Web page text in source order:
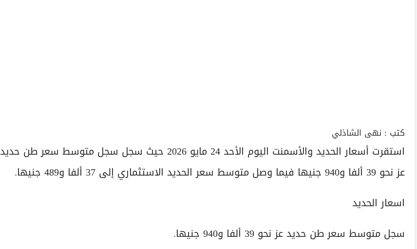
كتب : نهى الشاذلي
استقرت أسعار الحديد والأسمنت اليوم الأحد 24 مايو 2026 حيث سجل سجل متوسط سعر طن حديد
عز نحو 39 ألفا و940 جنيها فيما وصل متوسط سعر الحديد الاستثماري إلى 37 ألفا و489 جنيها.
اسعار الحديد
سجل متوسط سعر طن حديد عز نحو 39 ألفا و940 جنيها.